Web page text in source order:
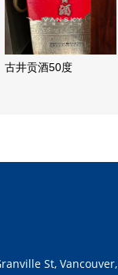
古井贡酒50度
St, Vancouver,